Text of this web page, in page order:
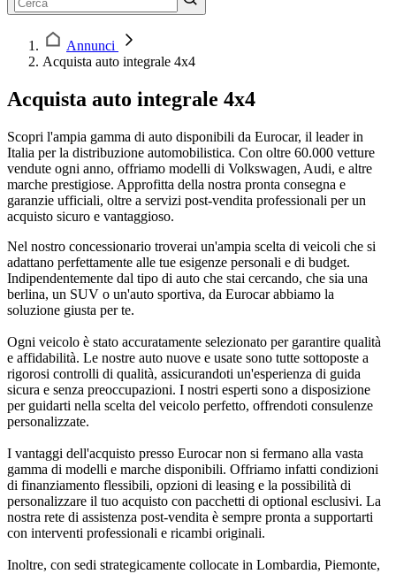
Annunci
Acquista auto integrale 4x4
Acquista auto integrale 4x4
Scopri l'ampia gamma di auto disponibili da Eurocar, il leader in
Italia per la distribuzione automobilistica. Con oltre 60.000 vetture
vendute ogni anno, offriamo modelli di Volkswagen, Audi, e altre
marche prestigiose. Approfitta della nostra pronta consegna e
garanzie ufficiali, oltre a servizi post-vendita professionali per un
acquisto sicuro e vantaggioso.
Nel nostro concessionario troverai un'ampia scelta di veicoli che si
adattano perfettamente alle tue esigenze personali e di budget.
Indipendentemente dal tipo di auto che stai cercando, che sia una
berlina, un SUV o un'auto sportiva, da Eurocar abbiamo la
soluzione giusta per te.
Ogni veicolo è stato accuratamente selezionato per garantire qualità
e affidabilità. Le nostre auto nuove e usate sono tutte sottoposte a
rigorosi controlli di qualità, assicurandoti un'esperienza di guida
sicura e senza preoccupazioni. I nostri esperti sono a disposizione
per guidarti nella scelta del veicolo perfetto, offrendoti consulenze
personalizzate.
I vantaggi dell'acquisto presso Eurocar non si fermano alla vasta
gamma di modelli e marche disponibili. Offriamo infatti condizioni
di finanziamento flessibili, opzioni di leasing e la possibilità di
personalizzare il tuo acquisto con pacchetti di optional esclusivi. La
nostra rete di assistenza post-vendita è sempre pronta a supportarti
con interventi professionali e ricambi originali.
Inoltre, con sedi strategicamente collocate in Lombardia, Piemonte,